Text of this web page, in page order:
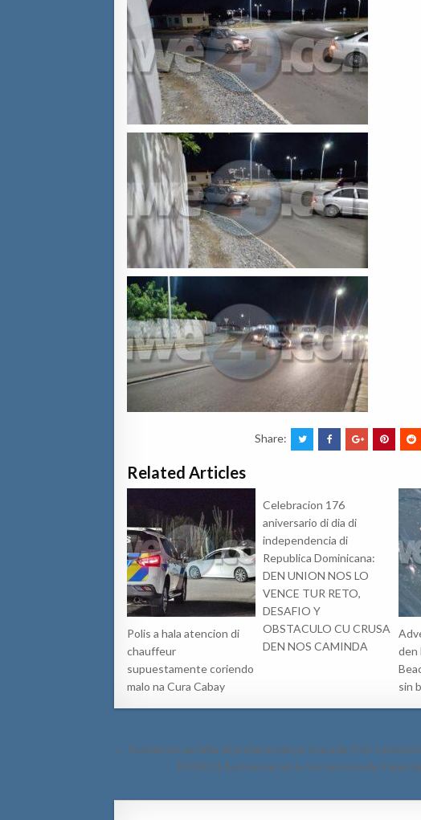
Share:
Related Articles
Polis a hala atencion di
chauffeur
supuestamente coriendo
malo na Cura Cabay
Celebracion 176
aniversario di dia di
independencia di
Republica Dominicana:
DEN UNION NOS LO
VENCE TUR RETO,
DESAFIO Y
OBSTACULO CU CRUSA
DEN NOS CAMINDA
den
sin
Post
navigation
← Accidente pa falta di preferencia na crusada Prof.
[VIDEO] Accidente hit & run na rotonde